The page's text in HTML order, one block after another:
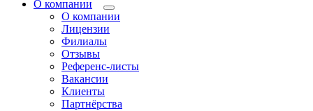
О компании
О компании
Лицензии
Филиалы
Отзывы
Референс-листы
Вакансии
Клиенты
Партнёрства